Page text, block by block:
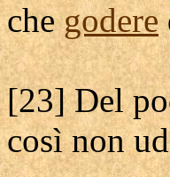
chegodere
[23] Del
così non